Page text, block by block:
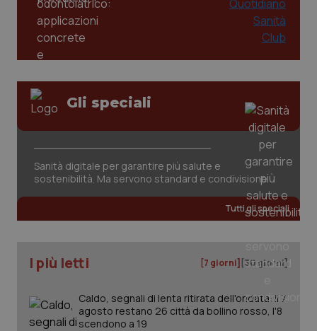
Gli speciali
Sanità digitale per garantire più salute e
sostenibilità. Ma servono standard e condivisione
Tutti gli speciali
I più letti [7 giorni] [30 giorni]
Caldo, segnali di lenta ritirata dell'ondata: il 7
agosto restano 26 città da bollino rosso, l'8
scendono a 19
.quotidianosanita.it